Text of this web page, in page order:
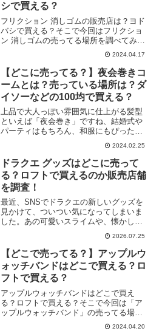
シで買える？
フリクション 消しゴムの販売店は？ヨド
バシで買える？そこで今回はフリクショ
ン 消しゴムの売ってる場所を調べてみま
2024.04.17
【どこに売ってる？】夜会巻きコ
ームとは？売っている場所は？ダ
イソーなどの100均で買える？
上品で大人っぽい雰囲気に仕上がる髪型
といえば「夜会巻き」ですね、結婚式や
パーティはもちろん、和服にもぴったり
のアップヘアアレンジです。実は夜会巻
きコームを使えば、髪をねじり上げて、
留めるだけでできます。とても簡単で
す。夜会巻きコームの売って...
2024.02.25
ドラクエ グッズはどこに売って
る？ロフトで買えるのか販売店舗
を調査！
最近、SNSでドラクエの新しいグッズを
見かけて、ついつい気になってしまいま
した。あの可愛いスライムや、懐かしい
モンスターたちがデザインされたアイテ
ムって、見ているだけでも癒されますよ
ね。仕事帰りにふらっとお店に立ち寄っ
て探してみたものの、な...
2026.07.25
【どこで売ってる？】アップルウ
ォッチバンドはどこで買える？ロ
フトで買える？
アップルウォッチバンドはどこで買え
る？ロフトで買える？そこで今回は「ア
ップルウォッチバンド」の売ってる場所
2024.04.20